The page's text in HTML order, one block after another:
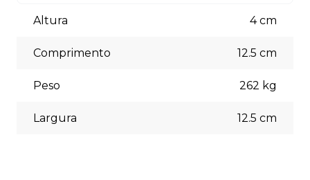
(5% off) cartões de crédito, boleto bancário. Você pode
escolher a opção que melhor se adapte às suas
Altura 4cm
Comprimento 12.5 cm
Peso 262 kg
Largura 12.5 cm